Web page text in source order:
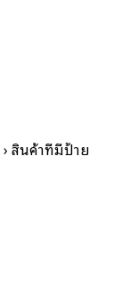
›สินค้าที่มีป้าย